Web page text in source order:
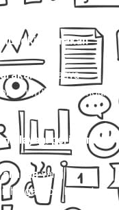
Parakan
biasanya
untuk rombongan
perjalanan
yang
harga lebih hemat.